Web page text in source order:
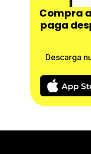
Compra
paga
Descarga